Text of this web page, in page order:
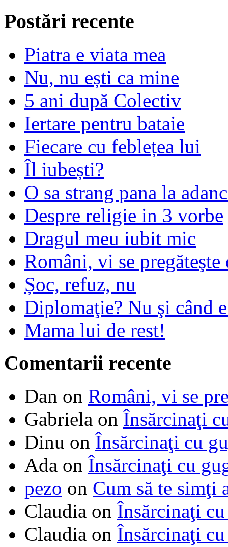
Postări recente
Piatra e viata mea
Nu, nu ești ca mine
5 ani după Colectiv
Iertare pentru bataie
Fiecare cu feblețea lui
Îl iubești?
O sa strang pana la
Despre religie in 3 vorbe
Dragul meu iubit mic
Români, vi se pregăteşte
Șoc, refuz, nu
Diplomaţie? Nu şi când
Mama lui de rest!
Comentarii recente
Dan on Români, vi se
Gabriela on Însărcinaţi
Dinu on Însărcinaţi cu
Ada on Însărcinaţi cu
pezo on Cum să te simţi
Claudia on Însărcinaţi
Claudia on Însărcinaţi